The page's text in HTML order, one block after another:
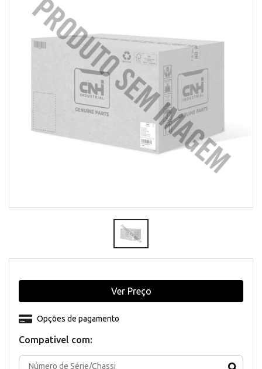
Compativel com:
Opções de pagamento
Ver Preço